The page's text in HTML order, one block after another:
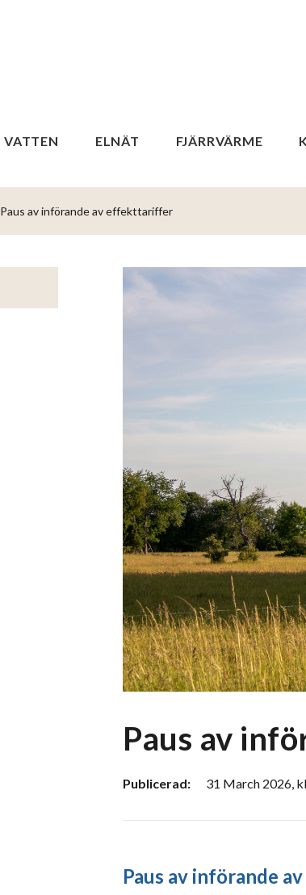
VATTEN ELNÄT FJÄRRVÄRME
Paus av införande av effekttariffer
Paus av
Publicerad: 31 March 2026,
Paus av införande